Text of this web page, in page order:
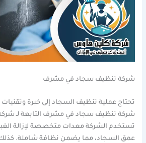
شركة تنظيف سجاد في مشرف
تحتاج عملية تنظيف السجاد إلى خبرة
شركة تنظيف سجاد في مشرف التابعة لـ
تستخدم الشركة معدات متخصصة لإزالة
عمق السجاد، مما يضمن نظافة شاملة.